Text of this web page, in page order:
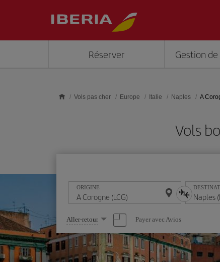
Réserver Gestion
Vols pas cher Europe Italie Naples A
Vols
ORIGINE
Sélectionnez
une
option
Aller-retour Payer avec Avios